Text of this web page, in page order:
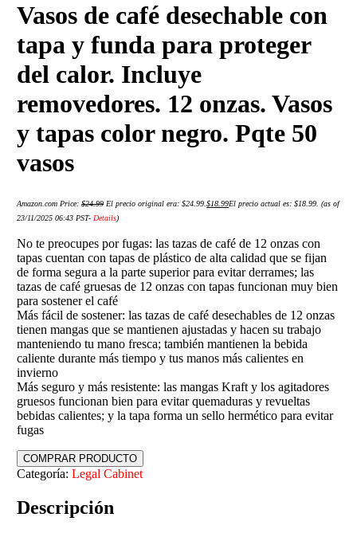
Vasos de café desechable con
tapa y funda para proteger
del calor. Incluye
removedores. 12 onzas. Vasos
y tapas color negro. Pqte 50
vasos
Amazon.com Price:$24.99 El precio original era: $24.99.$18.99El precio actual es: $18.99. (as of
23/11/2025 06:43 PST- Details)
No te preocupes por fugas: las tazas de café de 12 onzas con
tapas cuentan con tapas de plástico de alta calidad que se fijan
de forma segura a la parte superior para evitar derrames; las
tazas de café gruesas de 12 onzas con tapas funcionan muy bien
para sostener el café
Más fácil de sostener: las tazas de café desechables de 12 onzas
tienen mangas que se mantienen ajustadas y hacen su trabajo
manteniendo tu mano fresca; también mantienen la bebida
caliente durante más tiempo y tus manos más calientes en
invierno
Más seguro y más resistente: las mangas Kraft y los agitadores
gruesos funcionan bien para evitar quemaduras y revueltas
bebidas calientes; y la tapa forma un sello hermético para evitar
fugas
COMPRAR PRODUCTO
Categoría:Legal Cabinet
Descripción